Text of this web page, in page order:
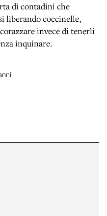
di contadini che
liberando coccinelle,
invece di tenerli
inquinare.